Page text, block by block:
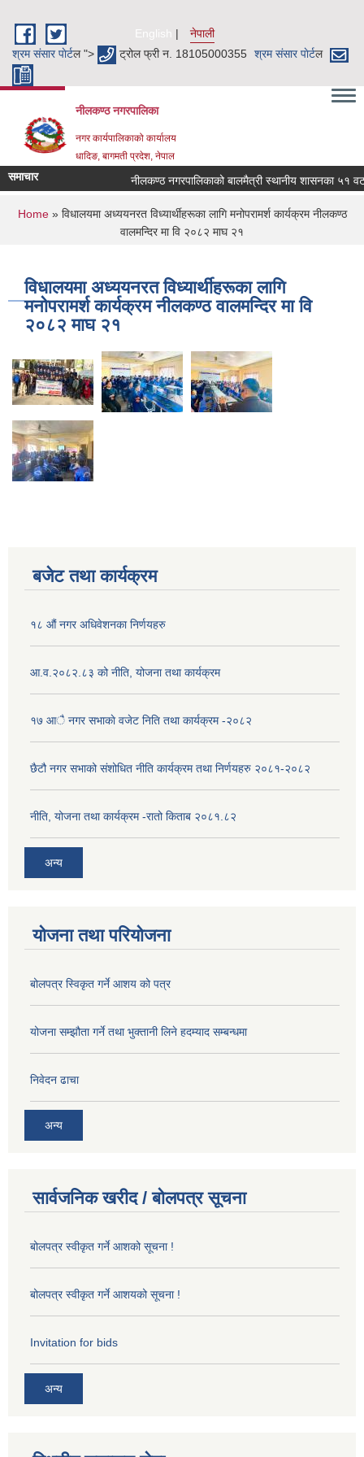
English
नेपाली
श्रम संसार पाेर्टल "> ट्रोल फ्री न. 18105000355 श्रम संसार पाेर्टल
नीलकण्ठ नगरपालिका
नगर कार्यपालिकाको कार्यालय
धादिङ, बागमती प्रदेश, नेपाल
समाचार नीलकण्ठ नगरपालिकाको बालमैत्री स्थानीय शासनका ५१
You are here
Home» विधालयमा अध्ययनरत विध्यार्थीहरूका लागि मनोपरामर्श कार्यक्रम नीलकण्ठ
वालमन्दिर मा वि २०८२ माघ २१
विधालयमा अध्ययनरत विध्यार्थीहरूका लागि
मनोपरामर्श कार्यक्रम नीलकण्ठ वालमन्दिर मा वि
२०८२ माघ २१
बजेट तथा कार्यक्रम
१८ औं नगर अधिवेशनका निर्णयहरु
आ.व.२०८२.८३ को नीति, योजना तथा कार्यक्रम
१७ आै नगर सभाकाे वजेट निति तथा कार्यक्रम -२०८२
छैटौ नगर सभाको संशोधित नीति कार्यक्रम तथा निर्णयहरु २०८१-२०८२
नीति, योजना तथा कार्यक्रम -रातो किताब २०८१.८२
अन्य
योजना तथा परियोजना
बोलपत्र स्विकृत गर्ने आशय को पत्र
योजना सम्झौता गर्ने तथा भुक्तानी लिने हदम्याद सम्बन्धमा
निवेदन ढाचा
अन्य
सार्वजनिक खरीद / बोलपत्र सूचना
बोलपत्र स्वीकृत गर्ने आशको सूचना !
बोलपत्र स्वीकृत गर्ने आशयको सूचना !
Invitation for bids
अन्य